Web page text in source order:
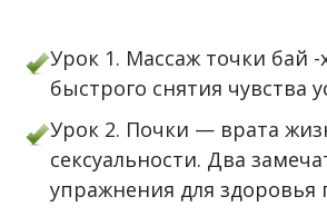
Урок 1. Массаж точки бай -
быстрого снятия чувства
Урок 2. Почки — врата
сексуальности. Два
упражнения для здоровья